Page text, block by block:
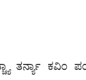
ತರ್ನ್ಯಾ ಕವಿಂ